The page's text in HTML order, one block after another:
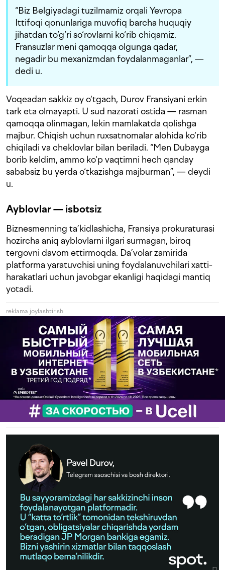
“Biz Belgiyadagi tuzilmamiz orqali Yevropa
Ittifoqi qonunlariga muvofiq barcha huquqiy
jihatdan to‘g‘ri so‘rovlarni ko‘rib chiqamiz.
Fransuzlar meni qamoqqa olgunga qadar,
negadir bu mexanizmdan foydalanmaganlar”, —
dedi u.
Voqeadan sakkiz oy o‘tgach, Durov Fransiyani erkin
tark eta olmayapti. U sud nazorati ostida — rasman
qamoqqa olinmagan, lekin mamlakatda qolishga
majbur. Chiqish uchun ruxsatnomalar alohida ko‘rib
chiqiladi va cheklovlar bilan beriladi. “Men Dubayga
borib keldim, ammo ko‘p vaqtimni hech qanday
sababsiz bu yerda o‘tkazishga majburman”, — deydi
u.
Ayblovlar — isbotsiz
Biznesmenning ta’kidlashicha, Fransiya prokuraturasi
hozircha aniq ayblovlarni ilgari surmagan, biroq
tergovni davom ettirmoqda. Da’volar zamirida
platforma yaratuvchisi uning foydalanuvchilari xatti-
harakatlari uchun javobgar ekanligi haqidagi mantiq
yotadi.
reklama joylashtirish